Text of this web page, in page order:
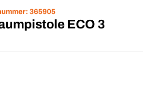
365905
ECO 3